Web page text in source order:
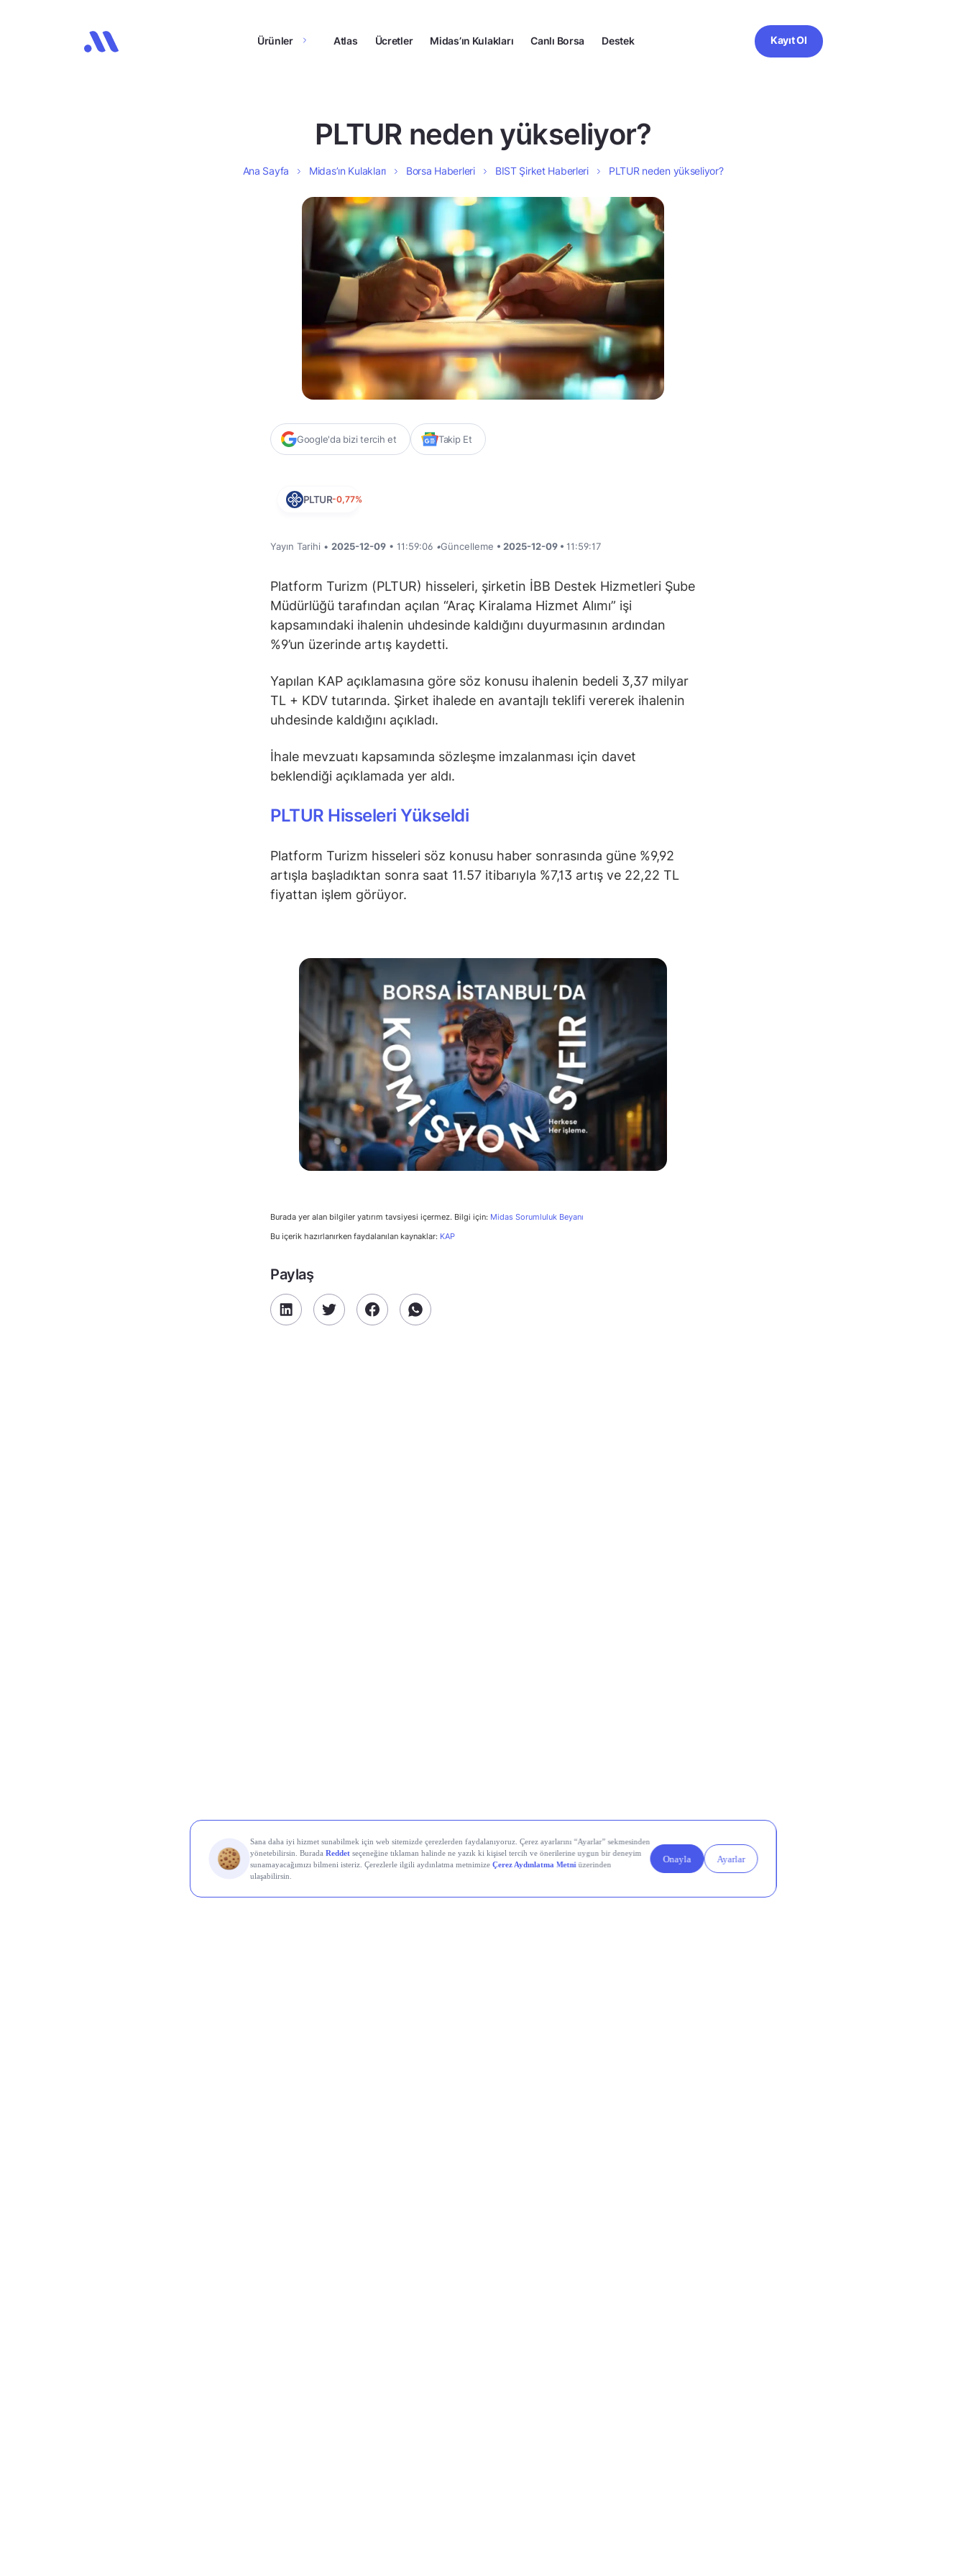
Ürünler Atlas Ücretler Midas’ın Kulakları Canlı Borsa Destek Kayıt Ol
PLTUR neden yükseliyor?
Ana Sayfa Midas’ın Kulakları Borsa Haberleri BIST Şirket Haberleri PLTUR neden yükseliyor?
Google'da bizi tercih et Takip Et
PLTUR-0,77%
Yayın Tarihi • 2025-12-09 • 11:59:06 •Güncelleme • 2025-12-09 • 11:59:17
Platform Turizm (PLTUR) hisseleri, şirketin İBB Destek Hizmetleri Şube
Müdürlüğü tarafından açılan “Araç Kiralama Hizmet Alımı” işi
kapsamındaki ihalenin uhdesinde kaldığını duyurmasının ardından
%9’un üzerinde artış kaydetti.
Yapılan KAP açıklamasına göre söz konusu ihalenin bedeli 3,37 milyar
TL + KDV tutarında. Şirket ihalede en avantajlı teklifi vererek ihalenin
uhdesinde kaldığını açıkladı.
İhale mevzuatı kapsamında sözleşme imzalanması için davet
beklendiği açıklamada yer aldı.
PLTUR Hisseleri Yükseldi
Platform Turizm hisseleri söz konusu haber sonrasında güne %9,92
artışla başladıktan sonra saat 11.57 itibarıyla %7,13 artış ve 22,22 TL
fiyattan işlem görüyor.
Burada yer alan bilgiler yatırım tavsiyesi içermez. Bilgi için: Midas Sorumluluk Beyanı
Bu içerik hazırlanırken faydalanılan kaynaklar: KAP
Paylaş